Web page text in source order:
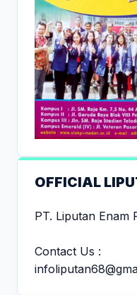
OFFICIAL
PT. Liputan Enam
Contact Us :